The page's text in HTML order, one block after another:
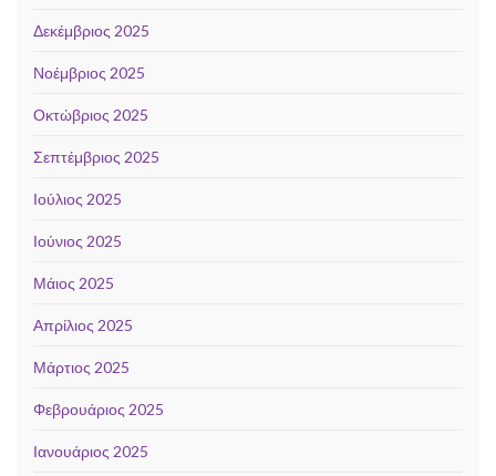
Δεκέμβριος 2025
Νοέμβριος 2025
Οκτώβριος 2025
Σεπτέμβριος 2025
Ιούλιος 2025
Ιούνιος 2025
Μάιος 2025
Απρίλιος 2025
Μάρτιος 2025
Φεβρουάριος 2025
Ιανουάριος 2025